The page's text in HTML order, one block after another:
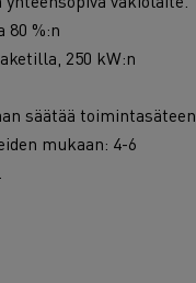
80 %:n
250 kW:n
säätää toimintasäteen
mukaan: 4-6